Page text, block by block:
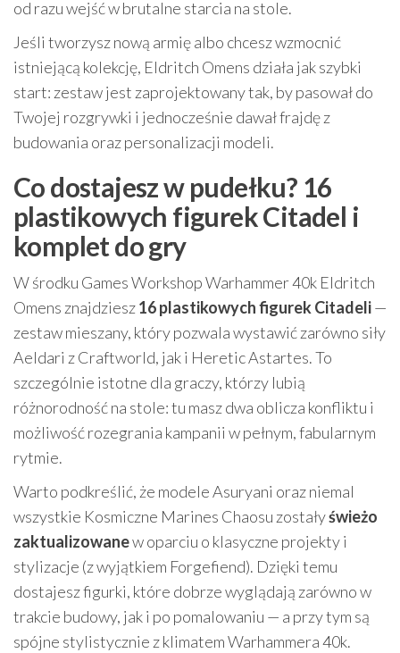
od razu wejść w brutalne starcia na stole.
Jeśli tworzysz nową armię albo chcesz wzmocnić
istniejącą kolekcję, Eldritch Omens działa jak szybki
start: zestaw jest zaprojektowany tak, by pasował do
Twojej rozgrywki i jednocześnie dawał frajdę z
budowania oraz personalizacji modeli.
Co dostajesz w pudełku? 16
plastikowych figurek Citadel i
komplet do gry
W środku Games Workshop Warhammer 40k Eldritch
Omens znajdziesz16 plastikowych figurek Citadeli—
zestaw mieszany, który pozwala wystawić zarówno siły
Aeldari z Craftworld, jak i Heretic Astartes. To
szczególnie istotne dla graczy, którzy lubią
różnorodność na stole: tu masz dwa oblicza konfliktu i
możliwość rozegrania kampanii w pełnym, fabularnym
rytmie.
Warto podkreślić, że modele Asuryani oraz niemal
wszystkie Kosmiczne Marines Chaosu zostałyświeżo
zaktualizowanew oparciu o klasyczne projekty i
stylizacje (z wyjątkiem Forgefiend). Dzięki temu
dostajesz figurki, które dobrze wyglądają zarówno w
trakcie budowy, jak i po pomalowaniu — a przy tym są
spójne stylistycznie z klimatem Warhammera 40k.